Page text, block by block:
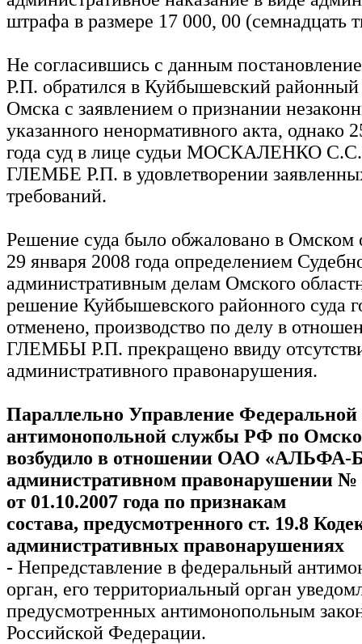
штрафа в размере 17 000, 00 (семнадцать
Не согласившись с данным
Р.П. обратился в Куйбышевский районный
Омска с заявлением о признании
указанного ненормативного акта, однако
года суд в лице судьи МОСКАЛЕНКО С.С.
ГЛЕМБЕ Р.П. в удовлетворении
требований.
Решение суда было обжаловано в Омском
29 января 2008 года определением
административным делам Омского
решение Куйбышевского районного суда
отменено, производство по делу в
ГЛЕМБЫ Р.П. прекращено ввиду
административного правонарушения.
Параллельно Управление Федеральной
антимонопольной службы РФ по
возбудило в отношении ОАО «АЛЬФА-
административном правонарушении №
от 01.10.2007 года по признакам
состава, предусмотренного ст. 19.8
административных правонарушениях
- Непредставление в федеральный
орган, его территориальный орган
предусмотренных антимонопольным
Российской Федерации.